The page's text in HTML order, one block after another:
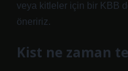
veya kitleler için bir KBB
öneririz.
Kist ne zaman